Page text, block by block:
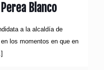
Blanco
a la alcaldía de
los momentos en que en